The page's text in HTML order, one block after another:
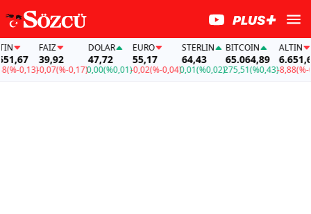
FAİZ
39,92
-0,07(%-0,17)
DOLAR
47,72
0,00(%0,01)
EURO
55,17
-0,02(%-0,04)
STERLIN
64,43
0,01(%0,02)
BITCOIN
65.064,89
275,51(%0,43)
ALTIN
6.651,67
-8,88(%-0,13)-